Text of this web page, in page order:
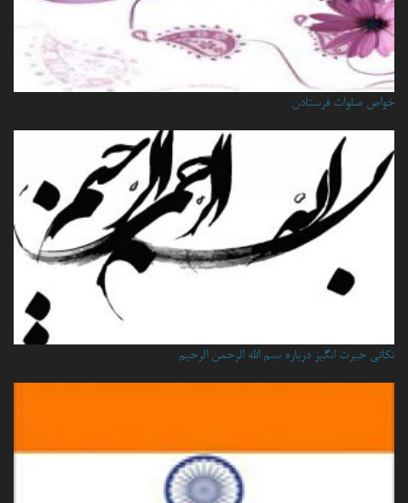
خواص صلوات فرستادن
نكاتي حيرت انگيز درباره بسم الله الرحمن الرحيم